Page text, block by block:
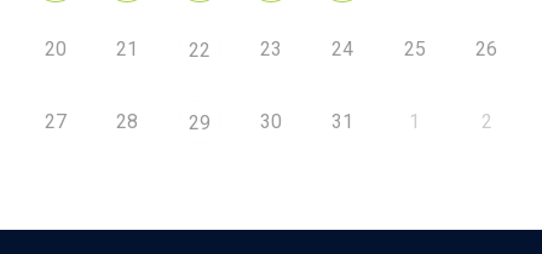
20 21 22 23 24 25 26
27 28 29 30 31 1 2